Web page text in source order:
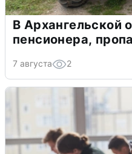
В Архангельской
пенсионера,
7 августа 2